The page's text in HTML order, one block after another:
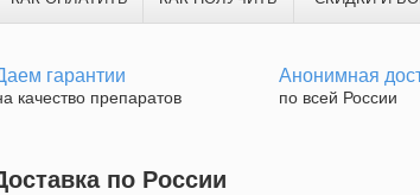
гарантии
качество препаратов
Анонимная
по всей России
по России